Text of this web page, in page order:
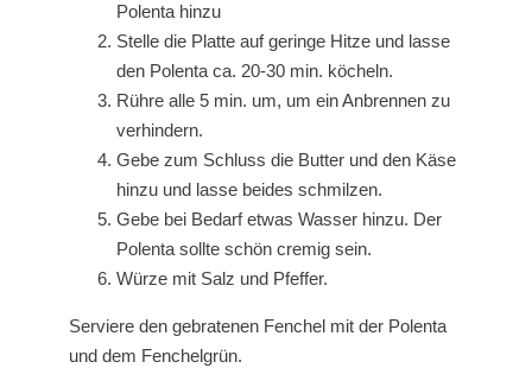
Polenta hinzu
Stelle die Platte auf geringe Hitze und lasse
den Polenta ca. 20-30 min. köcheln.
Rühre alle 5 min. um, um ein Anbrennen zu
verhindern.
Gebe zum Schluss die Butter und den Käse
hinzu und lasse beides schmilzen.
Gebe bei Bedarf etwas Wasser hinzu. Der
Polenta sollte schön cremig sein.
Würze mit Salz und Pfeffer.
Serviere den gebratenen Fenchel mit der Polenta
und dem Fenchelgrün.